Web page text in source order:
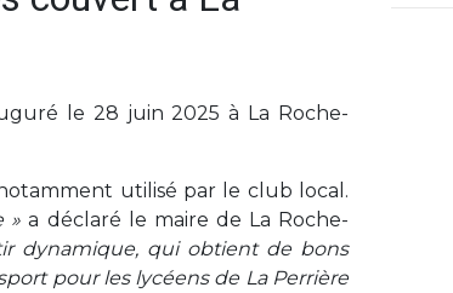
le 28 juin 2025 à La Roche-
utilisé par le club local.
» a déclaré le maire de La Roche-
dynamique, qui obtient de bons
pour les lycéens de La Perrière